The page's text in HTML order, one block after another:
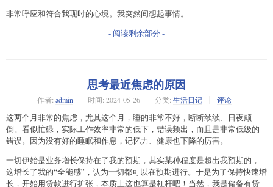
非常呼应和符合我现时的心境。我突然间想起事情。
- 阅读剩余部分 -
思考最近焦虑的原因
作者: admin 时间: 2024-05-26 分类: 生活日记 评论
这两个月非常的焦虑，尤其这个月，睡的非常不好，断断续续、日夜颠
倒。看似忙碌，实际工作效率非常的低下，错误频出，而且是非常低级的
错误。因为没有好的睡眠和作息，记忆力、健康也下降的厉害。
一切伊始是业务增长保持在了我的预期，其实某种程度是超出我预期的，
这增长了我的“全能感”，认为一切都可以在预期进行。于是为了保持快速增
长，开始用贷款进行扩张，本质上这也算是杠杆吧！当然，我是储备有贷